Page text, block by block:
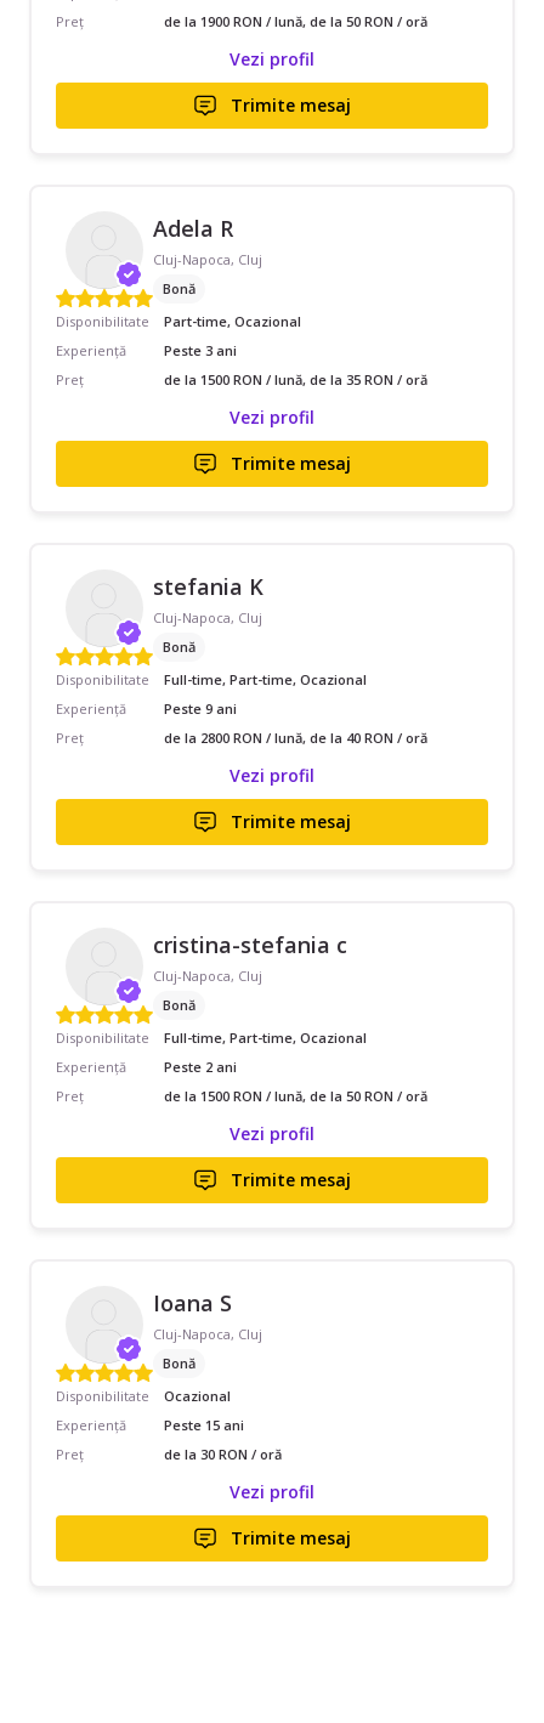
Preț
de la 1900 RON / lună, de la 50 RON / oră
Vezi profil
Trimite mesaj
Adela R
Cluj-Napoca, Cluj
Bonă
Disponibilitate
Part-time, Ocazional
Experiență
Peste 3 ani
Preț
de la 1500 RON / lună, de la 35 RON / oră
Vezi profil
Trimite mesaj
stefania K
Cluj-Napoca, Cluj
Bonă
Disponibilitate
Full-time, Part-time, Ocazional
Experiență
Peste 9 ani
Preț
de la 2800 RON / lună, de la 40 RON / oră
Vezi profil
Trimite mesaj
cristina-stefania c
Cluj-Napoca, Cluj
Bonă
Disponibilitate
Full-time, Part-time, Ocazional
Experiență
Peste 2 ani
Preț
de la 1500 RON / lună, de la 50 RON / oră
Vezi profil
Trimite mesaj
Ioana S
Cluj-Napoca, Cluj
Bonă
Disponibilitate
Ocazional
Experiență
Peste 15 ani
Preț
de la 30 RON / oră
Vezi profil
Trimite mesaj